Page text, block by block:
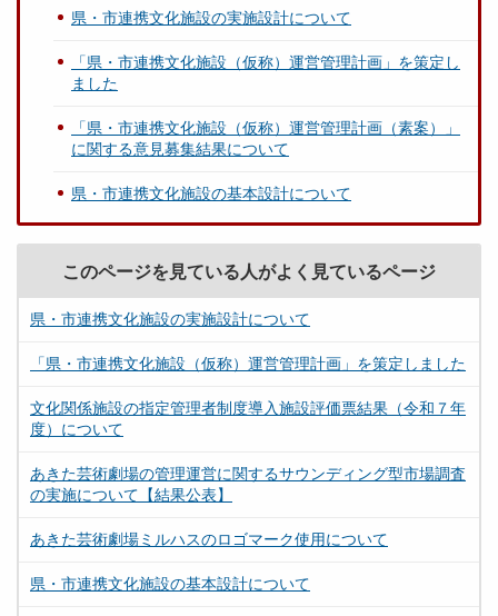
県・市連携文化施設の実施設計について
「県・市連携文化施設（仮称）運営管理計画」を策定し
ました
「県・市連携文化施設（仮称）運営管理計画（素案）」
に関する意見募集結果について
県・市連携文化施設の基本設計について
このページを見ている人がよく見ているページ
県・市連携文化施設の実施設計について
「県・市連携文化施設（仮称）運営管理計画」を策定しました
文化関係施設の指定管理者制度導入施設評価票結果（令和７年
度）について
あきた芸術劇場の管理運営に関するサウンディング型市場調査
の実施について【結果公表】
あきた芸術劇場ミルハスのロゴマーク使用について
県・市連携文化施設の基本設計について